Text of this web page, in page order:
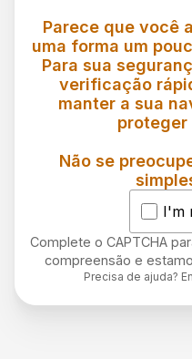
Parece que você
uma forma um
Para sua
verificação
manter a sua
proteger
Não se
I'm
Complete o CAPTCHA
compreensão e
Precisa de ajuda?